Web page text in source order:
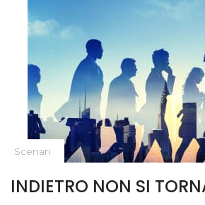
Scenari
INDIETRO NON SI